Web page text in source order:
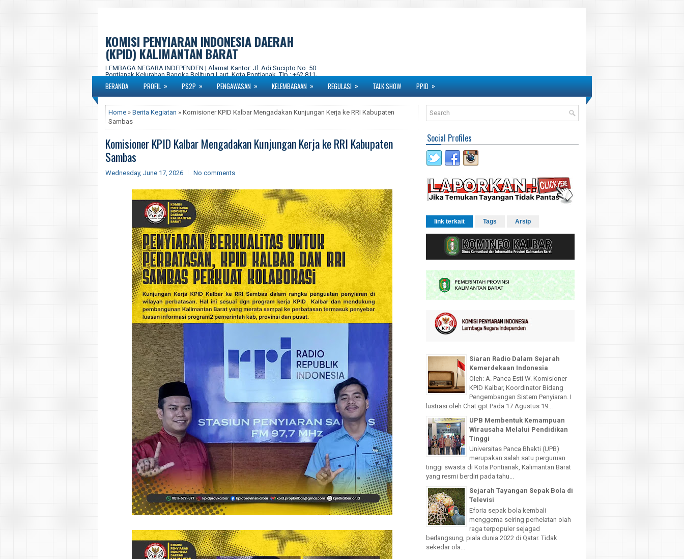
KOMISI PENYIARAN INDONESIA DAERAH
(KPID) KALIMANTAN BARAT
LEMBAGA NEGARA INDEPENDEN | Alamat Kantor: Jl. Adi Sucipto No. 50
Pontianak Kelurahan Bangka Belitung Laut, Kota Pontianak. Tlp : +62 811-
BERANDA PROFIL » PS2P » PENGAWASAN » KELEMBAGAAN » REGULASI » TALK SHOW PPID »
Home » Berita Kegiatan » Komisioner KPID Kalbar Mengadakan Kunjungan Kerja ke RRI Kabupaten
Sambas
Komisioner KPID Kalbar Mengadakan Kunjungan Kerja ke RRI Kabupaten
Sambas
Wednesday, June 17, 2026 No comments
Social Profiles
link terkait Tags Arsip
Siaran Radio Dalam Sejarah
Kemerdekaan Indonesia
Oleh: A. Panca Esti W. Komisioner
KPID Kalbar, Koordinator Bidang
Pengembangan Sistem Penyiaran. I
lustrasi oleh Chat gpt Pada 17 Agustus 19...
UPB Membentuk Kemampuan
Wirausaha Melalui Pendidikan
Tinggi
Universitas Panca Bhakti (UPB)
merupakan salah satu perguruan
tinggi swasta di Kota Pontianak, Kalimantan Barat
yang resmi berdiri pada tahu...
Sejarah Tayangan Sepak Bola di
Televisi
Eforia sepak bola kembali
menggema seiring perhelatan olah
raga terpopuler sejagad
berlangsung, piala dunia 2022 di Qatar. Tidak
sekedar ola...